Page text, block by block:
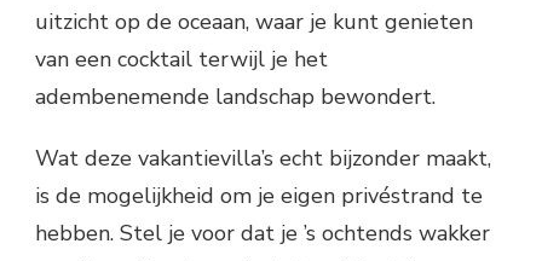
uitzicht op de oceaan, waar je kunt genieten
van een cocktail terwijl je het
adembenemende landschap bewondert.
Wat deze vakantievilla’s echt bijzonder maakt,
is de mogelijkheid om je eigen privéstrand te
hebben. Stel je voor dat je ’s ochtends wakker